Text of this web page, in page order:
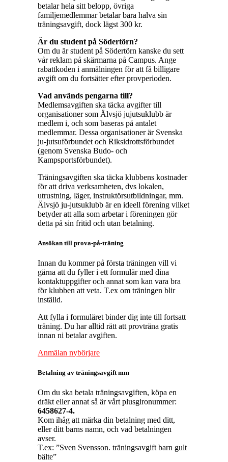
betalar hela sitt belopp, övriga
familjemedlemmar betalar bara halva sin
träningsavgift, dock lägst 300 kr.
Är du student på Södertörn?
Om du är student på Södertörn kanske du sett
vår reklam på skärmarna på Campus. Ange
rabattkoden i anmälningen för att få billigare
avgift om du fortsätter efter provperioden.
Vad används pengarna till?
Medlemsavgiften ska täcka avgifter till
organisationer som Älvsjö jujutsuklubb är
medlem i, och som baseras på antalet
medlemmar. Dessa organisationer är Svenska
ju-jutsuförbundet och Riksidrottsförbundet
(genom Svenska Budo- och
Kampsportsförbundet).
Träningsavgiften ska täcka klubbens kostnader
för att driva verksamheten, dvs lokalen,
utrustning, läger, instruktörsutbildningar, mm.
Älvsjö ju-jutsuklubb är en ideell förening vilket
betyder att alla som arbetar i föreningen gör
detta på sin fritid och utan betalning.
Ansökan till prova-på-träning
Innan du kommer på första träningen vill vi
gärna att du fyller i ett formulär med dina
kontaktuppgifter och annat som kan vara bra
för klubben att veta. T.ex om träningen blir
inställd.
Att fylla i formuläret binder dig inte till fortsatt
träning. Du har alltid rätt att provträna gratis
innan ni betalar avgiften.
Anmälan nybörjare
Betalning av träningsavgift mm
Om du ska betala träningsavgiften, köpa en
dräkt eller annat så är vårt plusgironummer:
6458627-4.
Kom ihåg att märka din betalning med ditt,
eller ditt barns namn, och vad betalningen
avser.
T.ex: ”Sven Svensson. träningsavgift barn gult
bälte”